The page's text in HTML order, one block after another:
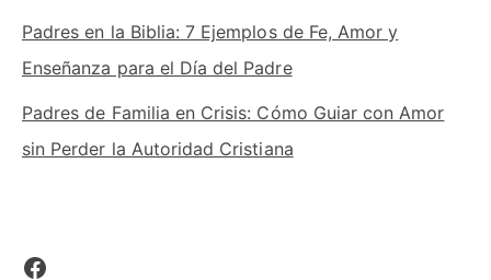
Padres en la Biblia: 7 Ejemplos de Fe, Amor y
Enseñanza para el Día del Padre
Padres de Familia en Crisis: Cómo Guiar con Amor
sin Perder la Autoridad Cristiana
Facebook